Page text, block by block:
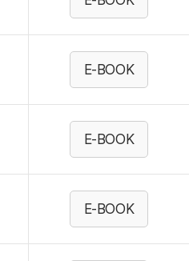
E-BOOK
E-BOOK
E-BOOK